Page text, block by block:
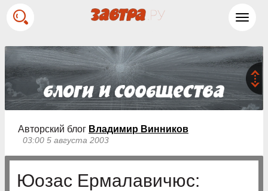
Авторский блог Владимир Винников
03:00 5 августа 2003
Юозас Ермалавичюс: